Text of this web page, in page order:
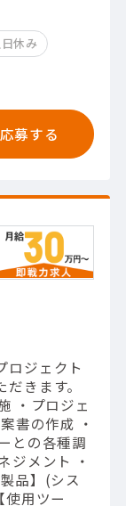
休み
応募する
ロジェクト
きます。
・プロジェ
書の作成 ・
との各種調
ジメント ・
品】(シス
用ツー